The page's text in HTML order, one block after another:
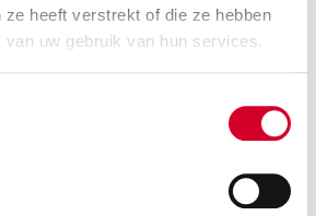
ze heeft verstrekt of die ze hebben
uw gebruik van hun services.
2,7 m³ inhoud.